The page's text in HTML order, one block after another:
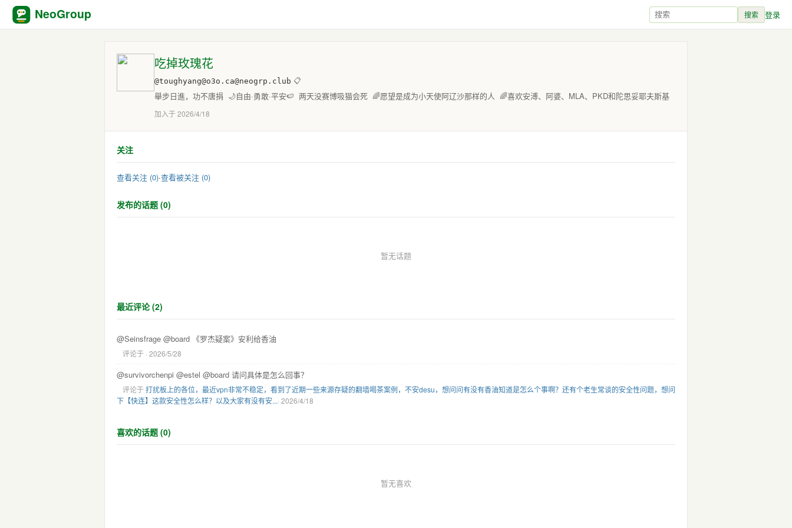
NeoGroup 搜索 登录
吃掉玫瑰花
@toughyang@o3o.ca@neogrp.club 📋
舉步日進，功不唐捐 🌙自由·勇敢·平安🍉 两天没赛博吸猫会死 🌈愿望是成为小天使阿辽沙那样的人 🌈喜欢安溥、阿婆、MLA、PKD和陀思妥耶夫斯基
加入于 2026/4/18
关注
查看关注 (0)·查看被关注 (0)
发布的话题 (0)
暂无话题
最近评论 (2)
@Seinsfrage @board 《罗杰疑案》安利给香油
评论于 · 2026/5/28
@survivorchenpi @estel @board 请问具体是怎么回事？
评论于打扰板上的各位，最近vpn非常不稳定，看到了近期一些来源存疑的翻墙喝茶案例，不安desu，想问问有没有香油知道是怎么个事啊？还有个老生常谈的安全性问题，想问
下【快连】这款安全性怎么样？以及大家有没有安...· 2026/4/18
喜欢的话题 (0)
暂无喜欢